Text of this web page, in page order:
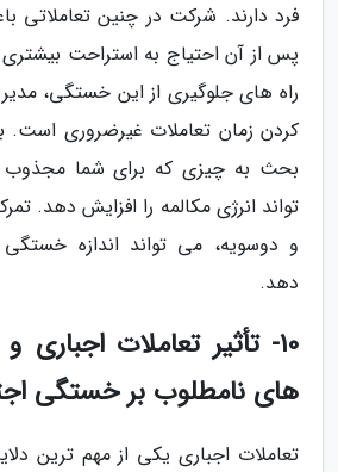
فرد دارند. شرکت در چنین تعاملاتی
پس از آن احتیاج به استراحت
راه های جلوگیری از این خستگی،
کردن زمان تعاملات غیرضروری است.
بحث به چیزی که برای شما مجذوب
تواند انرژی مکالمه را افزایش دهد.
و دوسویه، می تواند اندازه
دهد.
10- تأثیر تعاملات
های نامطلوب بر خستگی
تعاملات اجباری یکی از مهم ترین